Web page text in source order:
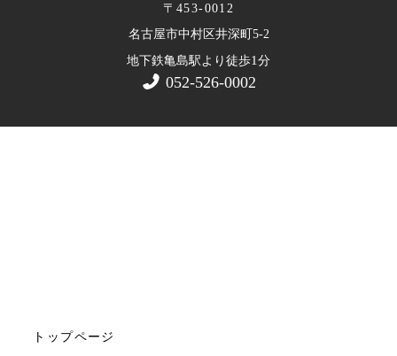
〒453-0012
名古屋市中村区井深町5-2
地下鉄亀島駅より徒歩1 分
052-526-0002
トップページ